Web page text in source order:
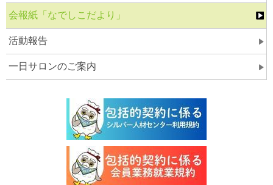
会報紙「なでしこだより」
活動報告
一日サロンのご案内